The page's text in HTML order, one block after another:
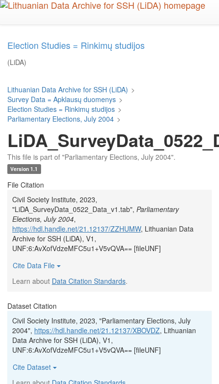
Skip
Election Studies = Rinkimų studijos
(LiDA)
Lithuanian Data Archive for SSH (LiDA) >
Survey Data = Apklausų duomenys >
Election Studies = Rinkimų studijos >
Parliamentary Elections, July 2004 >
This file is part of "Parliamentary Elections, July 2004".
Version 1.1
File Citation
Civil Society Institute, 2023,
"LiDA_SurveyData_0522_Data_v1.tab", Parliamentary
Elections, July 2004,
https://hdl.handle.net/21.12137/ZZHUMW, Lithuanian Data
Archive for SSH (LiDA), V1,
UNF:6:AvXofVdzeMFC5u1+V5vQVA== [fileUNF]
Cite Data File
Learn about Data Citation Standards.
Dataset Citation
Civil Society Institute, 2023, "Parliamentary Elections, July
2004", https://hdl.handle.net/21.12137/XBOVDZ, Lithuanian
Data Archive for SSH (LiDA), V1,
UNF:6:AvXofVdzeMFC5u1+V5vQVA== [fileUNF]
Cite Dataset